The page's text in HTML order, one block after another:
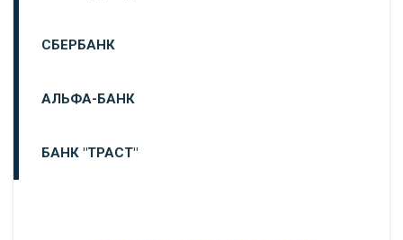
СБЕРБАНК
АЛЬФА-БАНК
БАНК "ТРАСТ"